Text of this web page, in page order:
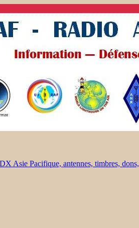
Asie Pacifique, antennes, timbres, dons,